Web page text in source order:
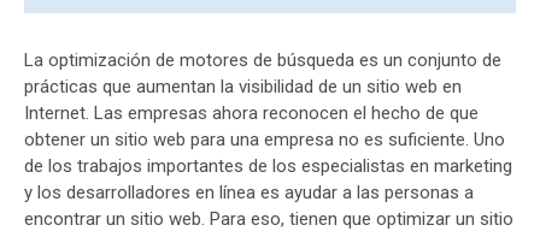
La optimización de motores de búsqueda es un conjunto de
prácticas que aumentan la visibilidad de un sitio web en
Internet. Las empresas ahora reconocen el hecho de que
obtener un sitio web para una empresa no es suficiente. Uno
de los trabajos importantes de los especialistas en marketing
y los desarrolladores en línea es ayudar a las personas a
encontrar un sitio web. Para eso, tienen que optimizar un sitio